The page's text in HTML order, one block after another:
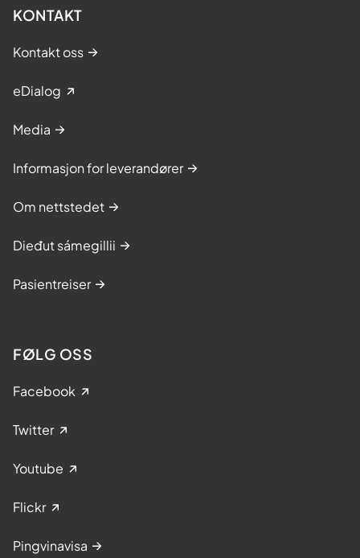
KONTAKT
Kontakt oss
eDialog
Media
Informasjon for leverandører
Om nettstedet
Dieđut sámegillii
Pasientreiser
FØLG OSS
Facebook
Twitter
Youtube
Flickr
Pingvinavisa